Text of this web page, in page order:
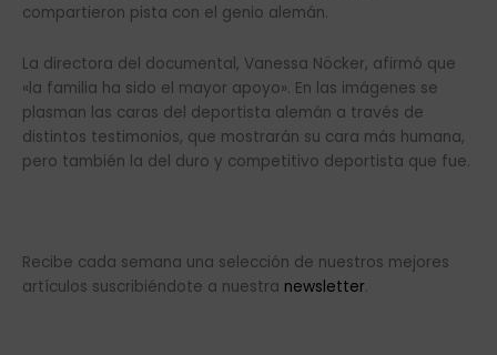
compartieron pista con el genio alemán.
La directora del documental, Vanessa Nöcker, afirmó que
«la familia ha sido el mayor apoyo». En las imágenes se
plasman las caras del deportista alemán a través de
distintos testimonios, que mostrarán su cara más humana,
pero también la del duro y competitivo deportista que fue.
Recibe cada semana una selección de nuestros mejores
artículos suscribiéndote a nuestra newsletter.